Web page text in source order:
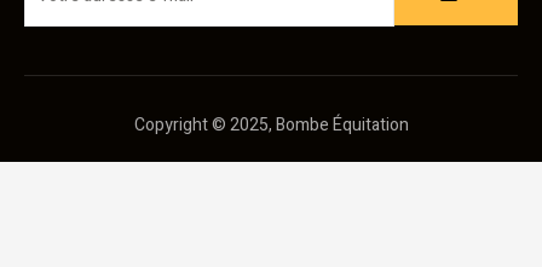
Copyright © 2025, Bombe Équitation